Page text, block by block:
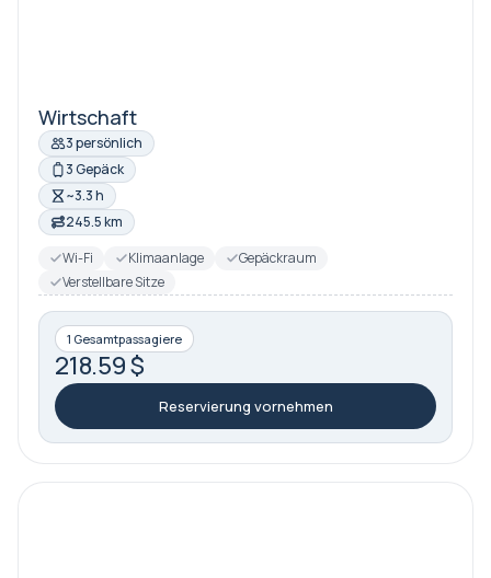
Wirtschaft
3 persönlich
3 Gepäck
~3.3 h
245.5 km
Wi-Fi
Klimaanlage
Gepäckraum
Verstellbare Sitze
1 Gesamtpassagiere
218.59 $
Reservierung vornehmen